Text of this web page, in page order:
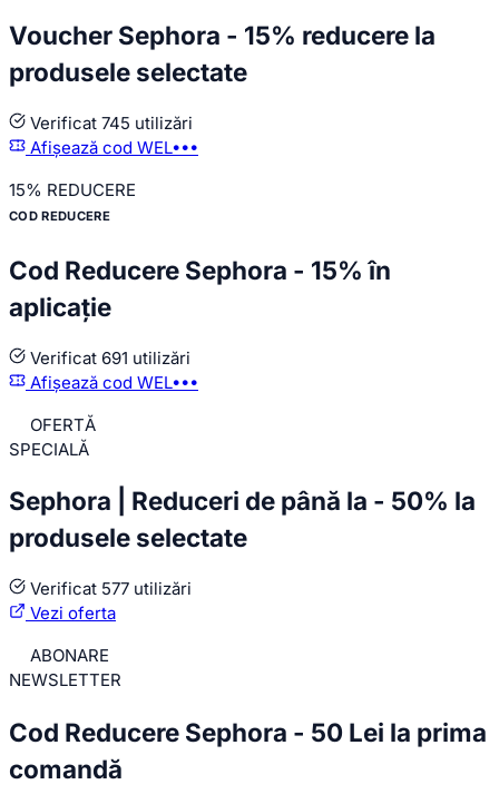
Voucher Sephora - 15% reducere la
produsele selectate
Verificat 745 utilizări
Afișează cod WEL•••
15% REDUCERE
COD REDUCERE
Cod Reducere Sephora - 15% în
aplicație
Verificat 691 utilizări
Afișează cod WEL•••
OFERTĂ
SPECIALĂ
Sephora | Reduceri de până la - 50% la
produsele selectate
Verificat 577 utilizări
Vezi oferta
ABONARE
NEWSLETTER
Cod Reducere Sephora - 50 Lei la prima
comandă